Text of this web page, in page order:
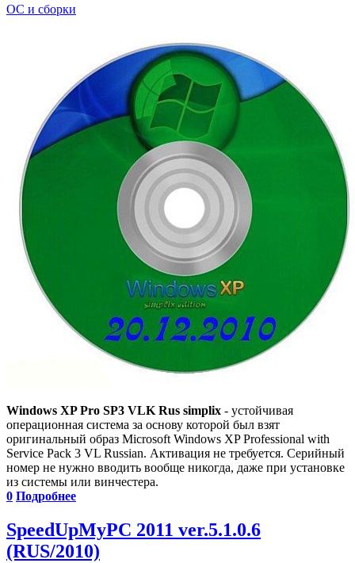
ОС и сборки
Windows XP Pro SP3 VLK Rus simplix - устойчивая
операционная система за основу которой был взят
оригинальный образ Microsoft Windows XP Professional with
Service Pack 3 VL Russian. Активация не требуется. Серийный
номер не нужно вводить вообще никогда, даже при установке
из системы или винчестера.
0 Подробнее
SpeedUpMyPC 2011 ver.5.1.0.6
(RUS/2010)